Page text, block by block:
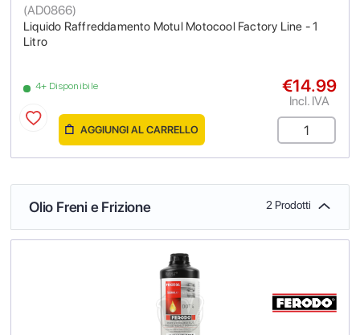
Liquido Raffreddamento Motul Motocool Factory Line - 1
Litro
(AD0866)
4+ Disponibile €14.99
Incl. IVA
AGGIUNGI AL CARRELLO
Olio Freni e Frizione 2 Prodotti